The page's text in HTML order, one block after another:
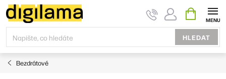
Přejít
na
obsah
HLEDAT
KOŠÍK
Bezdrátové